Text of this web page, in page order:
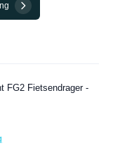
FG2 Fietsendrager -